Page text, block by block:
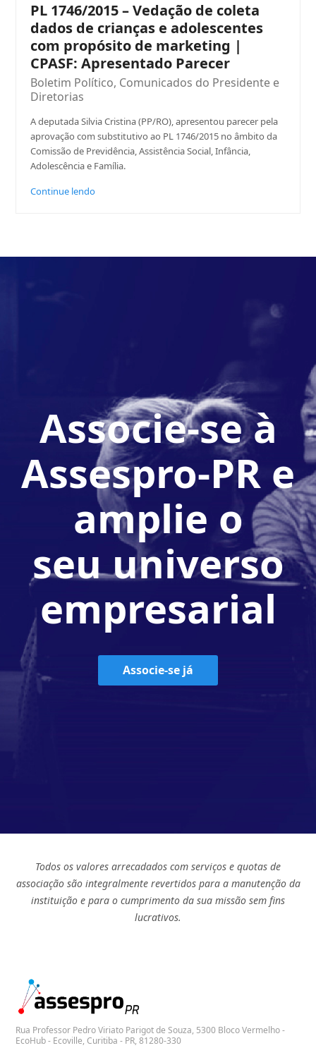
PL 1746/2015 – Vedação de coleta
dados de crianças e adolescentes
com propósito de marketing |
CPASF: Apresentado Parecer
Boletim Político, Comunicados do Presidente e
Diretorias
A deputada Silvia Cristina (PP/RO), apresentou parecer pela
aprovação com substitutivo ao PL 1746/2015 no âmbito da
Comissão de Previdência, Assistência Social, Infância,
Adolescência e Família.
Continue lendo
Associe-se à
Assespro-PR e
amplie o
seu universo
empresarial
Associe-se já
Todos os valores arrecadados com serviços e quotas de
associação são integralmente revertidos para a manutenção da
instituição e para o cumprimento da sua missão sem fins
lucrativos.
Rua Professor Pedro Viriato Parigot de Souza, 5300 Bloco Vermelho -
EcoHub - Ecoville, Curitiba - PR, 81280-330